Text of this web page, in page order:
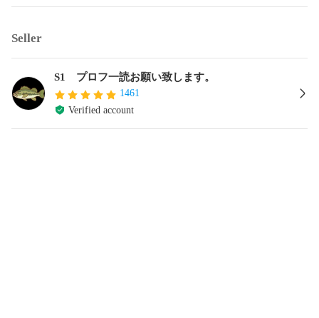
Seller
S1 プロフ一読お願い致します。
1461
Verified account